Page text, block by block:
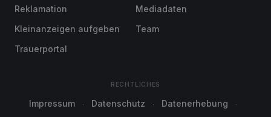
Reklamation
Kleinanzeigen aufgeben
Trauerportal
Mediadaten
Team
RECHTLICHES
Impressum Datenschutz Datenerhebung